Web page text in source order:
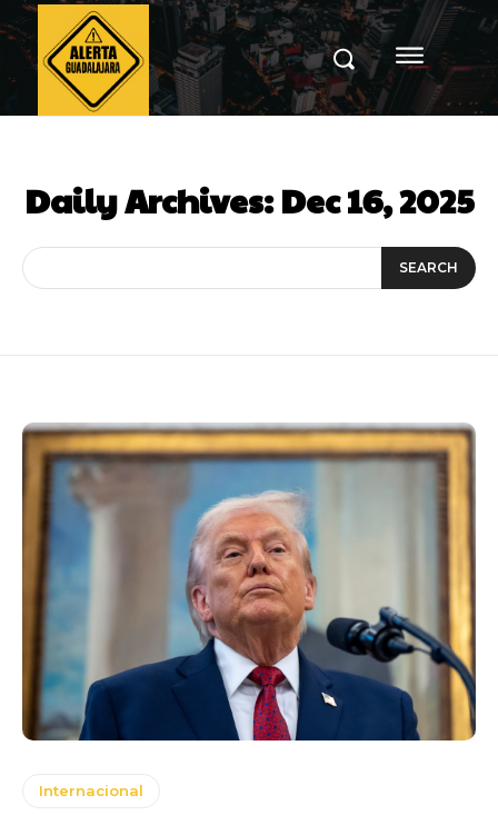
Daily Archives: Dec 16, 2025
SEARCH
Internacional